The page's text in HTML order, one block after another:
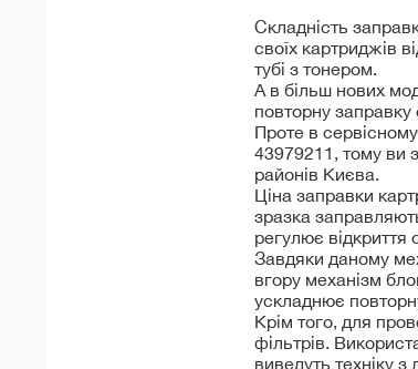
Складність
своїх картриджів
тубі з тонером.
А в більш нових
повторну
Проте в
43979211, тому ви
районів Києва.
Ціна заправки
зразка
регулює
Завдяки даному
вгору механізм
ускладнює
Крім того, для
фільтрів.
виведуть техніку